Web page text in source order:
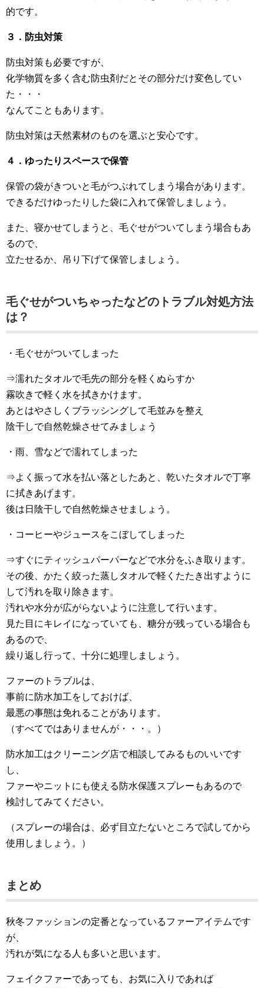
的です。
３．防虫対策
防虫対策も必要ですが、
化学物質を多く含む防虫剤だとその部分だけ変色してい
た・・・
なんてこともあります。
防虫対策は天然素材のものを選ぶと安心です。
４．ゆったりスペースで保管
保管の袋がきついと毛がつぶれてしまう場合があります。
できるだけゆったりした袋に入れて保管しましょう。
また、寝かせてしまうと、毛ぐせがついてしまう場合もあ
るので、
立たせるか、吊り下げて保管しましょう。
毛ぐせがついちゃったなどのトラブル対処方法
は？
・毛ぐせがついてしまった
⇒濡れたタオルで毛先の部分を軽くぬらすか
霧吹きで軽く水を拭きかけます。
あとはやさしくブラッシングして毛並みを整え
陰干しで自然乾燥させてみましょう
・雨、雪などで濡れてしまった
⇒よく振って水を払い落としたあと、乾いたタオルで丁寧
に拭きあげます。
後は日陰干しで自然乾燥させましょう。
・コーヒーやジュースをこぼしてしまった
⇒すぐにティッシュパーパーなどで水分をふき取ります。
その後、かたく絞った蒸しタオルで軽くたたき出すように
して汚れを取り除きます。
汚れや水分が広がらないように注意して行います。
見た目にキレイになっていても、糖分が残っている場合も
あるので、
繰り返し行って、十分に処理しましょう。
ファーのトラブルは、
事前に防水加工をしておけば、
最悪の事態は免れることがあります。
（すべてではありませんが・・・。）
防水加工はクリーニング店で相談してみるものいいです
し、
ファーやニットにも使える防水保護スプレーもあるので
検討してみてください。
（スプレーの場合は、必ず目立たないところで試してから
使用しましょう。）
まとめ
秋冬ファッションの定番となっているファーアイテムです
が、
汚れが気になる人も多いと思います。
フェイクファーであっても、お気に入りであれば